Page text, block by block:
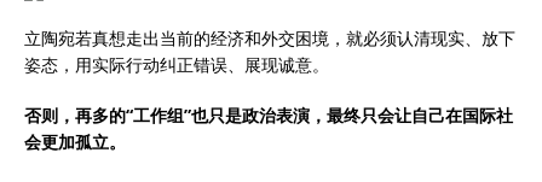
立陶宛若真想走出当前的经济和外交困境，就必须认清现实、放下
姿态，用实际行动纠正错误、展现诚意。
否则，再多的“工作组”也只是政治表演，最终只会让自己在国际社
会更加孤立。